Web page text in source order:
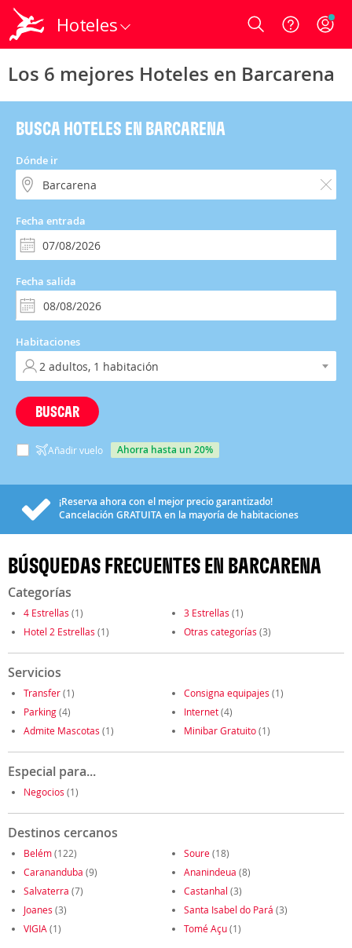
Hoteles Login
Los 6 mejores Hoteles en Barcarena
BUSCA HOTELES EN BARCARENA
Dónde ir
Fecha entrada
Fecha salida
Habitaciones
BUSCAR
Añadir vuelo ahorra hasta un 20%
¡Reserva ahora con el mejor precio garantizado!
Cancelación GRATUITAen la mayoría de habitaciones
BÚSQUEDAS FRECUENTES EN BARCARENA
Categorías
4 Estrellas (1) 3 Estrellas (1)
Hotel 2 Estrellas (1) Otras categorías (3)
Servicios
Transfer(1) Consigna equipajes (1)
Parking(4) Internet(4)
Admite Mascotas (1) Minibar Gratuito(1)
Especial para...
Negocios (1)
Destinos cercanos
Belém(122) Soure(18)
Carananduba (9) Ananindeua (8)
Salvaterra (7) Castanhal (3)
Joanes (3) Santa Isabel do Pará (3)
VIGIA (1) Tomé Açu(1)